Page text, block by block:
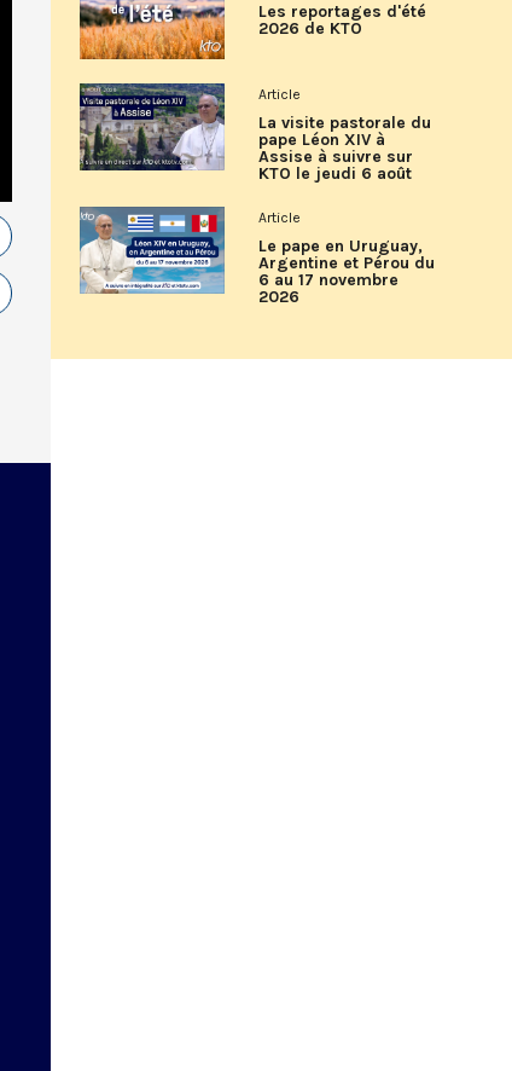
Les reportages d'été
2026 de KTO
Article
La visite pastorale du
pape Léon XIV à
Assise à suivre sur
KTO le jeudi 6 août
Article
Le pape en Uruguay,
Argentine et Pérou du
6 au 17 novembre
2026